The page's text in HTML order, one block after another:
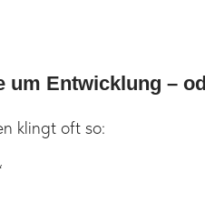
um Entwicklung –
klingt oft so: